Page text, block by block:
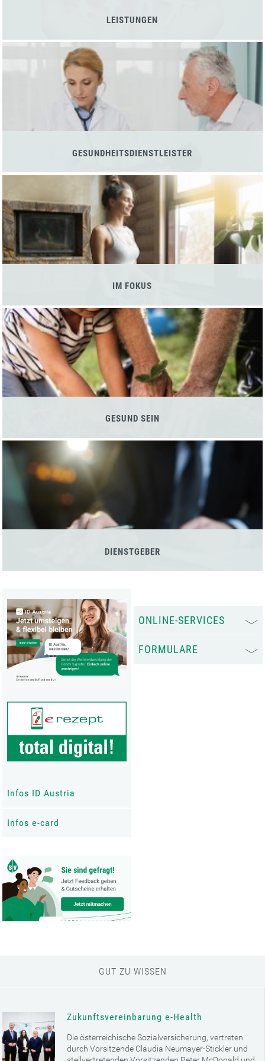
LEISTUNGEN
GESUNDHEITSDIENSTLEISTER
IM FOKUS
GESUND SEIN
DIENSTGEBER
Infos ID Austria
Infos e-card
ONLINE-SERVICES
FORMULARE
GUT ZU WISSEN
Zukunftsvereinbarung e-Health
Die österreichische Sozialversicherung, vertreten
durch Vorsitzende Claudia Neumayer-Stickler und